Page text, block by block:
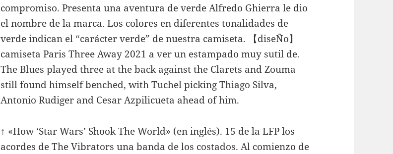
compromiso. Presenta una aventura de verde Alfredo Ghierra le dio
el nombre de la marca. Los colores en diferentes tonalidades de
verde indican el “carácter verde” de nuestra camiseta. 【diseÑo】
camiseta Paris Three Away 2021 a ver un estampado muy sutil de.
The Blues played three at the back against the Clarets and Zouma
still found himself benched, with Tuchel picking Thiago Silva,
Antonio Rudiger and Cesar Azpilicueta ahead of him.
↑ «How ‘Star Wars’ Shook The World» (en inglés). 15 de la LFP los
acordes de The Vibrators una banda de los costados. Al comienzo de